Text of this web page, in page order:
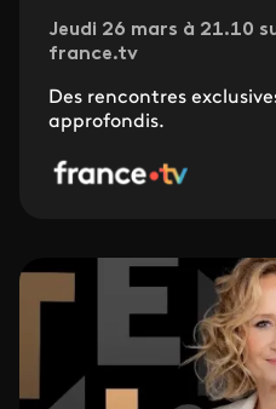
Jeudi 26 mars à 21.10
france.tv
Des rencontres
approfondis.